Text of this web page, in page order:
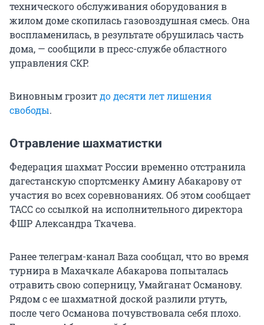
технического обслуживания оборудования в
жилом доме скопилась газовоздушная смесь. Она
воспламенилась, в результате обрушилась часть
дома, — сообщили в пресс-службе областного
управления СКР.
Виновным грозитдо десяти лет лишения
свободы.
Отравление шахматистки
Федерация шахмат России временно отстранила
дагестанскую спортсменку Амину Абакарову от
участия во всех соревнованиях. Об этом сообщает
ТАСС со ссылкой на исполнительного директора
ФШР Александра Ткачева.
Ранее телеграм-канал Baza сообщал, что во время
турнира в Махачкале Абакарова попыталась
отравить свою соперницу, Умайганат Османову.
Рядом с ее шахматной доской разлили ртуть,
после чего Османова почувствовала себя плохо.